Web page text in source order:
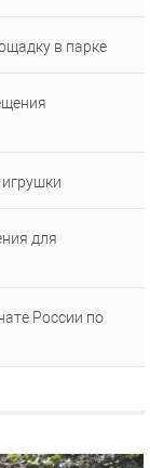
в парке
для
России по